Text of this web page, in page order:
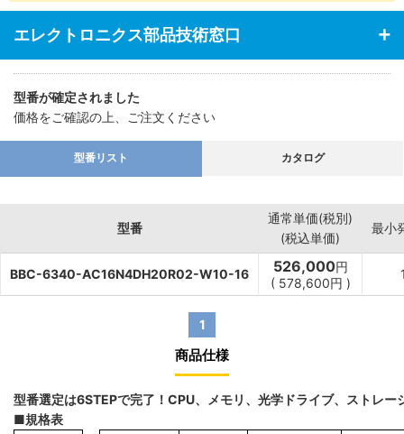
エレクトロニクス部品技術窓口
型番が確定されました
価格をご確認の上、ご注文ください
型番リスト カタログ
型番
通常単価(税別)
(税込単価)
最小
BBC-6340-AC16N4DH20R02-W10-16 526,000円
( 578,600円 )
1
商品仕様
型番選定は6STEPで完了！CPU、メモリ、光学ドライブ、ストレ
■規格表